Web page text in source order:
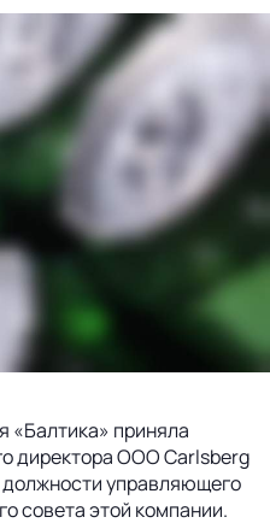
«Балтика» приняла
директора ООО Carlsberg
управляющего
совета этой компании.